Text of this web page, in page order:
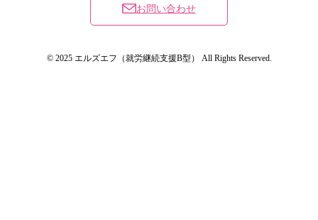
お問い合わせ
© 2025 エルズエフ（就労継続支援B型） All Rights Reserved.